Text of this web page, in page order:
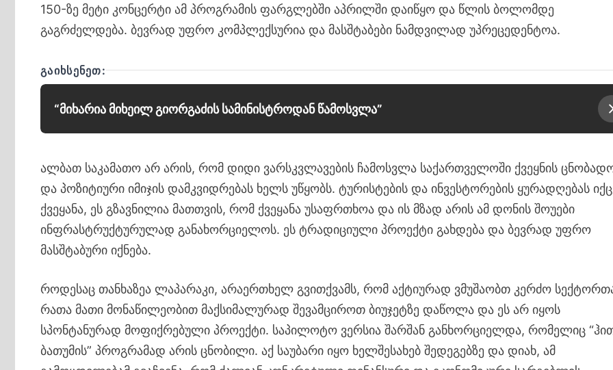
150-ზე მეტი კონცერტი ამ პროგრამის ფარგლებში აპრილში დაიწყო და წლის ბოლომდე
გაგრძელდება. ბევრად უფრო კომპლექსურია და მასშტაბები ნამდვილად უპრეცედენტოა.
ᲒᲐᲘᲮᲡᲔᲜᲔᲗ:
“მიხარია მიხეილ გიორგაძის სამინისტროდან წამოსვლა”
ალბათ საკამათო არ არის, რომ დიდი ვარსკვლავების ჩამოსვლა საქართველოში ქვეყნის
და პოზიტიური იმიჯის დამკვიდრებას ხელს უწყობს. ტურისტების და ინვესტორების ყურადღებას
ქვეყანა, ეს გზავნილია მათთვის, რომ ქვეყანა უსაფრთხოა და ის მზად არის ამ დონის შოუები
ინფრასტრუქტურულად განახორციელოს. ეს ტრადიციული პროექტი გახდება და ბევრად უფრო
მასშტაბური იქნება.
როდესაც თანხაზეა ლაპარაკი, არაერთხელ გვითქვამს, რომ აქტიურად ვმუშაობთ კერძო
რათა მათი მონაწილეობით მაქსიმალურად შევამციროთ ბიუჯეტზე დაწოლა და ეს არ იყოს
სპონტანურად მოფიქრებული პროექტი. საპილოტო ვერსია შარშან განხორციელდა, რომელიც
ბათუმის” პროგრამად არის ცნობილი. აქ საუბარი იყო ხელშესახებ შედეგებზე და დიახ, ამ